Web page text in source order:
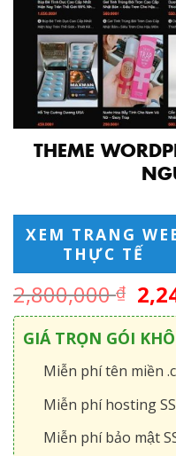
THEME
XEM TRANG
THỰC TẾ
2,800,000₫
GIÁ TRỌN GÓI
Miễn phí tên miền
Miễn phí hosting
Miễn phí bảo mật